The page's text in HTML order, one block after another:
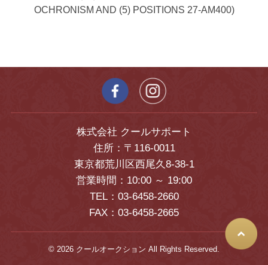
OCHRONISM AND (5) POSITIONS 27-AM400)
株式会社 クールサポート
住所：〒116-0011
東京都荒川区西尾久8-38-1
営業時間：10:00 ～ 19:00
TEL：03-6458-2660
FAX：03-6458-2665
© 2026 クールオークション All Rights Reserved.